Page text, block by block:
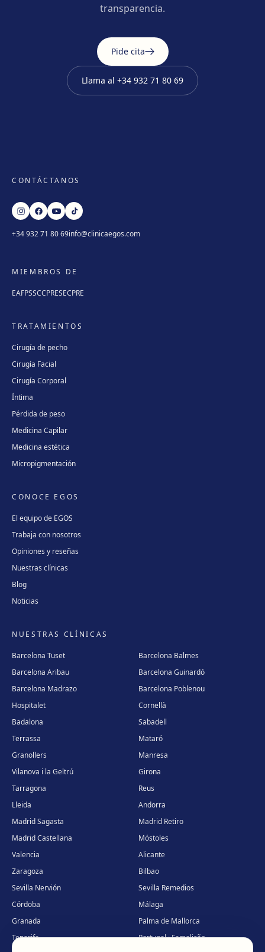
transparencia.
Pide cita
Llama al +34 932 71 80 69
CONTÁCTANOS
+34 932 71 80 69info@clinicaegos.com
MIEMBROS DE
EAFPSSCCPRESECPRE
TRATAMIENTOS
Cirugía de pecho
Cirugía Facial
Cirugía Corporal
Íntima
Pérdida de peso
Medicina Capilar
Medicina estética
Micropigmentación
CONOCE EGOS
El equipo de EGOS
Trabaja con nosotros
Opiniones y reseñas
Nuestras clínicas
Blog
Noticias
NUESTRAS CLÍNICAS
Barcelona Tuset
Barcelona Balmes
Barcelona Aribau
Barcelona Guinardó
Barcelona Madrazo
Barcelona Poblenou
Hospitalet
Cornellà
Badalona
Sabadell
Terrassa
Mataró
Granollers
Manresa
Vilanova i la Geltrú
Girona
Tarragona
Reus
Lleida
Andorra
Madrid Sagasta
Madrid Retiro
Madrid Castellana
Móstoles
Valencia
Alicante
Zaragoza
Bilbao
Sevilla Nervión
Sevilla Remedios
Córdoba
Málaga
Granada
Palma de Mallorca
Tenerife
Portugal · Famalicão